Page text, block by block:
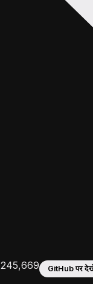
245,669 GitHub पर